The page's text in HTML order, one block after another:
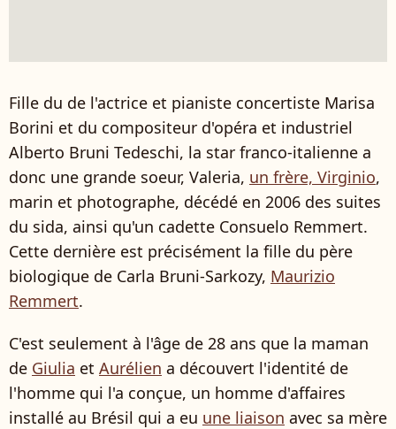
Fille du de l'actrice et pianiste concertiste Marisa
Borini et du compositeur d'opéra et industriel
Alberto Bruni Tedeschi, la star franco-italienne a
donc une grande soeur, Valeria, un frère, Virginio,
marin et photographe, décédé en 2006 des suites
du sida, ainsi qu'un cadette Consuelo Remmert.
Cette dernière est précisément la fille du père
biologique de Carla Bruni-Sarkozy, Maurizio
Remmert.
C'est seulement à l'âge de 28 ans que la maman
de Giulia et Aurélien a découvert l'identité de
l'homme qui l'a conçue, un homme d'affaires
installé au Brésil qui a eu une liaison avec sa mère